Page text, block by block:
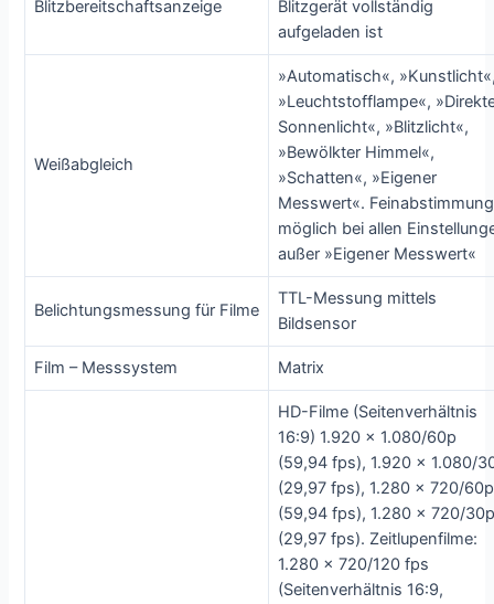
Blitzbereitschaftsanzeige
Blitzgerät vollständig
aufgeladen ist
Weißabgleich
»Automatisch«,
»Leuchtstofflampe«,
Sonnenlicht«, »Blitzlicht«,
»Bewölkter Himmel«,
»Schatten«, »Eigener
Messwert«. Feinabstimmung
möglich bei allen
außer »Eigener Messwert«
Belichtungsmessung für Filme
TTL-Messung mittels
Bildsensor
Film – Messsystem Matrix
HD-Filme (Seitenverhältnis
16:9) 1.920 x 1.080/60p
(59,94 fps), 1.920 x 1.080/
(29,97 fps), 1.280 x 720/60p
(59,94 fps), 1.280 x 720/
(29,97 fps). Zeitlupenfilme:
1.280 x 720/120 fps
(Seitenverhältnis 16:9,